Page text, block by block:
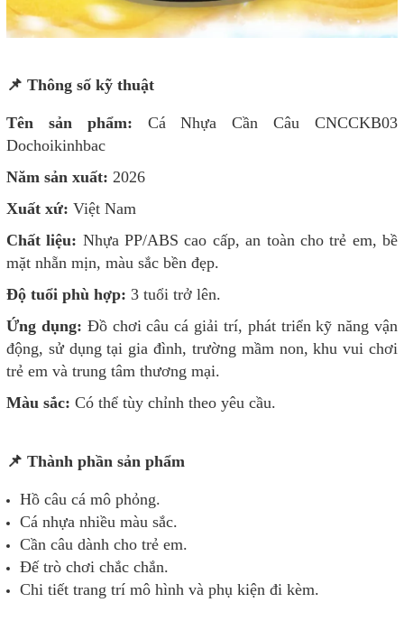
📌 Thông số kỹ thuật
Tên sản phẩm: Cá Nhựa Cần Câu CNCCKB03
Dochoikinhbac
Năm sản xuất: 2026
Xuất xứ: Việt Nam
Chất liệu: Nhựa PP/ABS cao cấp, an toàn cho trẻ em, bề
mặt nhẵn mịn, màu sắc bền đẹp.
Độ tuổi phù hợp: 3 tuổi trở lên.
Ứng dụng: Đồ chơi câu cá giải trí, phát triển kỹ năng vận
động, sử dụng tại gia đình, trường mầm non, khu vui chơi
trẻ em và trung tâm thương mại.
Màu sắc: Có thể tùy chỉnh theo yêu cầu.
📌 Thành phần sản phẩm
Hồ câu cá mô phỏng.
Cá nhựa nhiều màu sắc.
Cần câu dành cho trẻ em.
Đế trò chơi chắc chắn.
Chi tiết trang trí mô hình và phụ kiện đi kèm.